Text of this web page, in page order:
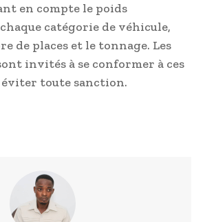
en compte le poids
catégorie de véhicule,
de places et le tonnage. Les
invités à se conformer à ces
toute sanction.